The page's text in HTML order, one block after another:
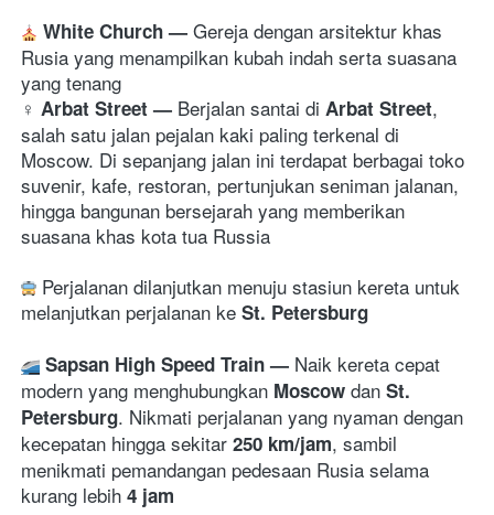
White Church — Gereja dengan arsitektur khas
Rusia yang menampilkan kubah indah serta suasana
yang tenang
‍♀️ Arbat Street — Berjalan santai di Arbat Street,
salah satu jalan pejalan kaki paling terkenal di
Moscow. Di sepanjang jalan ini terdapat berbagai toko
suvenir, kafe, restoran, pertunjukan seniman jalanan,
hingga bangunan bersejarah yang memberikan
suasana khas kota tua Russia
Perjalanan dilanjutkan menuju stasiun kereta untuk
melanjutkan perjalanan ke St. Petersburg
Sapsan High Speed Train — Naik kereta cepat
modern yang menghubungkan Moscow dan St.
Petersburg. Nikmati perjalanan yang nyaman dengan
kecepatan hingga sekitar 250 km/jam, sambil
menikmati pemandangan pedesaan Rusia selama
kurang lebih 4 jam